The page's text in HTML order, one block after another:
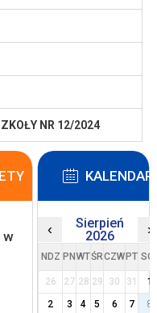
NR 12/2024
w
‹
Sierpień
2026
›
NDZ PNWTŚRCZWPT
26 27 28 29 30 31
1
2
3 4 5 6 7
8